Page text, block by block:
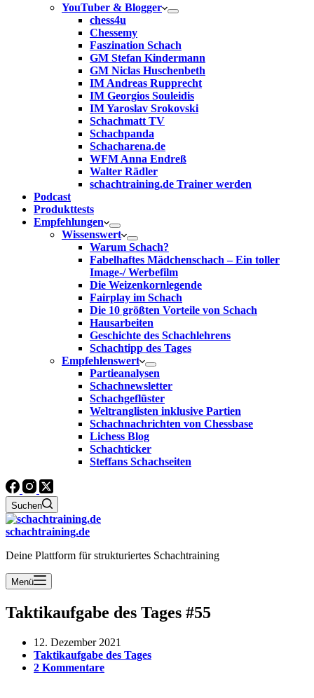
YouTuber & Blogger
chess4u
Chessemy
Faszination Schach
GM Stefan Kindermann
GM Niclas Huschenbeth
IM Andreas Rupprecht
IM Georgios Souleidis
IM Yaroslav Srokovski
Schachmatt TV
Schachpanda
Schacharena.de
WFM Anna Endreß
Walter Rädler
schachtraining.de Trainer werden
Podcast
Produkttests
Empfehlungen
Wissenswert
Warum Schach?
Fabelhaftes Mädchenschach – Ein toller
Image-/ Werbefilm
Die Weizenkornlegende
Fairplay im Schach
Die 10 größten Vorteile von Schach‎
Hausarbeiten
Geschichte des Schachlehrens
Schachtipp des Tages
Empfehlenswert
Partieanalysen
Schachnewsletter
Schachgeflüster
Weltranglisten inklusive Partien
Schachnachrichten von Chessbase
Lichess Blog
Schachticker
Steffans Schachseiten
Suchen
schachtraining.de
Deine Plattform für strukturiertes Schachtraining
Menü
Taktikaufgabe des Tages #55
12. Dezember 2021
Taktikaufgabe des Tages
2 Kommentare